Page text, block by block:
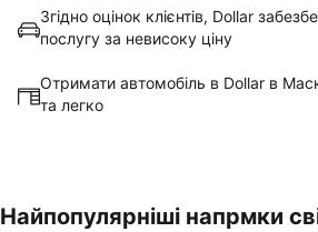
Згідно оцінок клієнтів, Dollar
послугу за невисоку ціну
Отримати автомобіль в Dollar в
та легко
Найпопулярніші напрмки